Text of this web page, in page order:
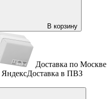
В корзину
Доставка по Москве
ЯндексДоставка в ПВЗ